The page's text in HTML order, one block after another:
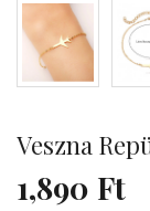
Veszna
1,890 Ft